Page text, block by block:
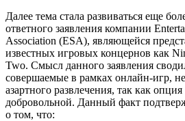
Далее тема стала развиваться еще
ответного заявления компании
Association (ESA), являющейся
известных игровых концернов как
Two. Смысл данного заявления
совершаемые в рамках онлайн-игр,
азартного развлечения, так как
добровольной. Данный факт
о том, что: